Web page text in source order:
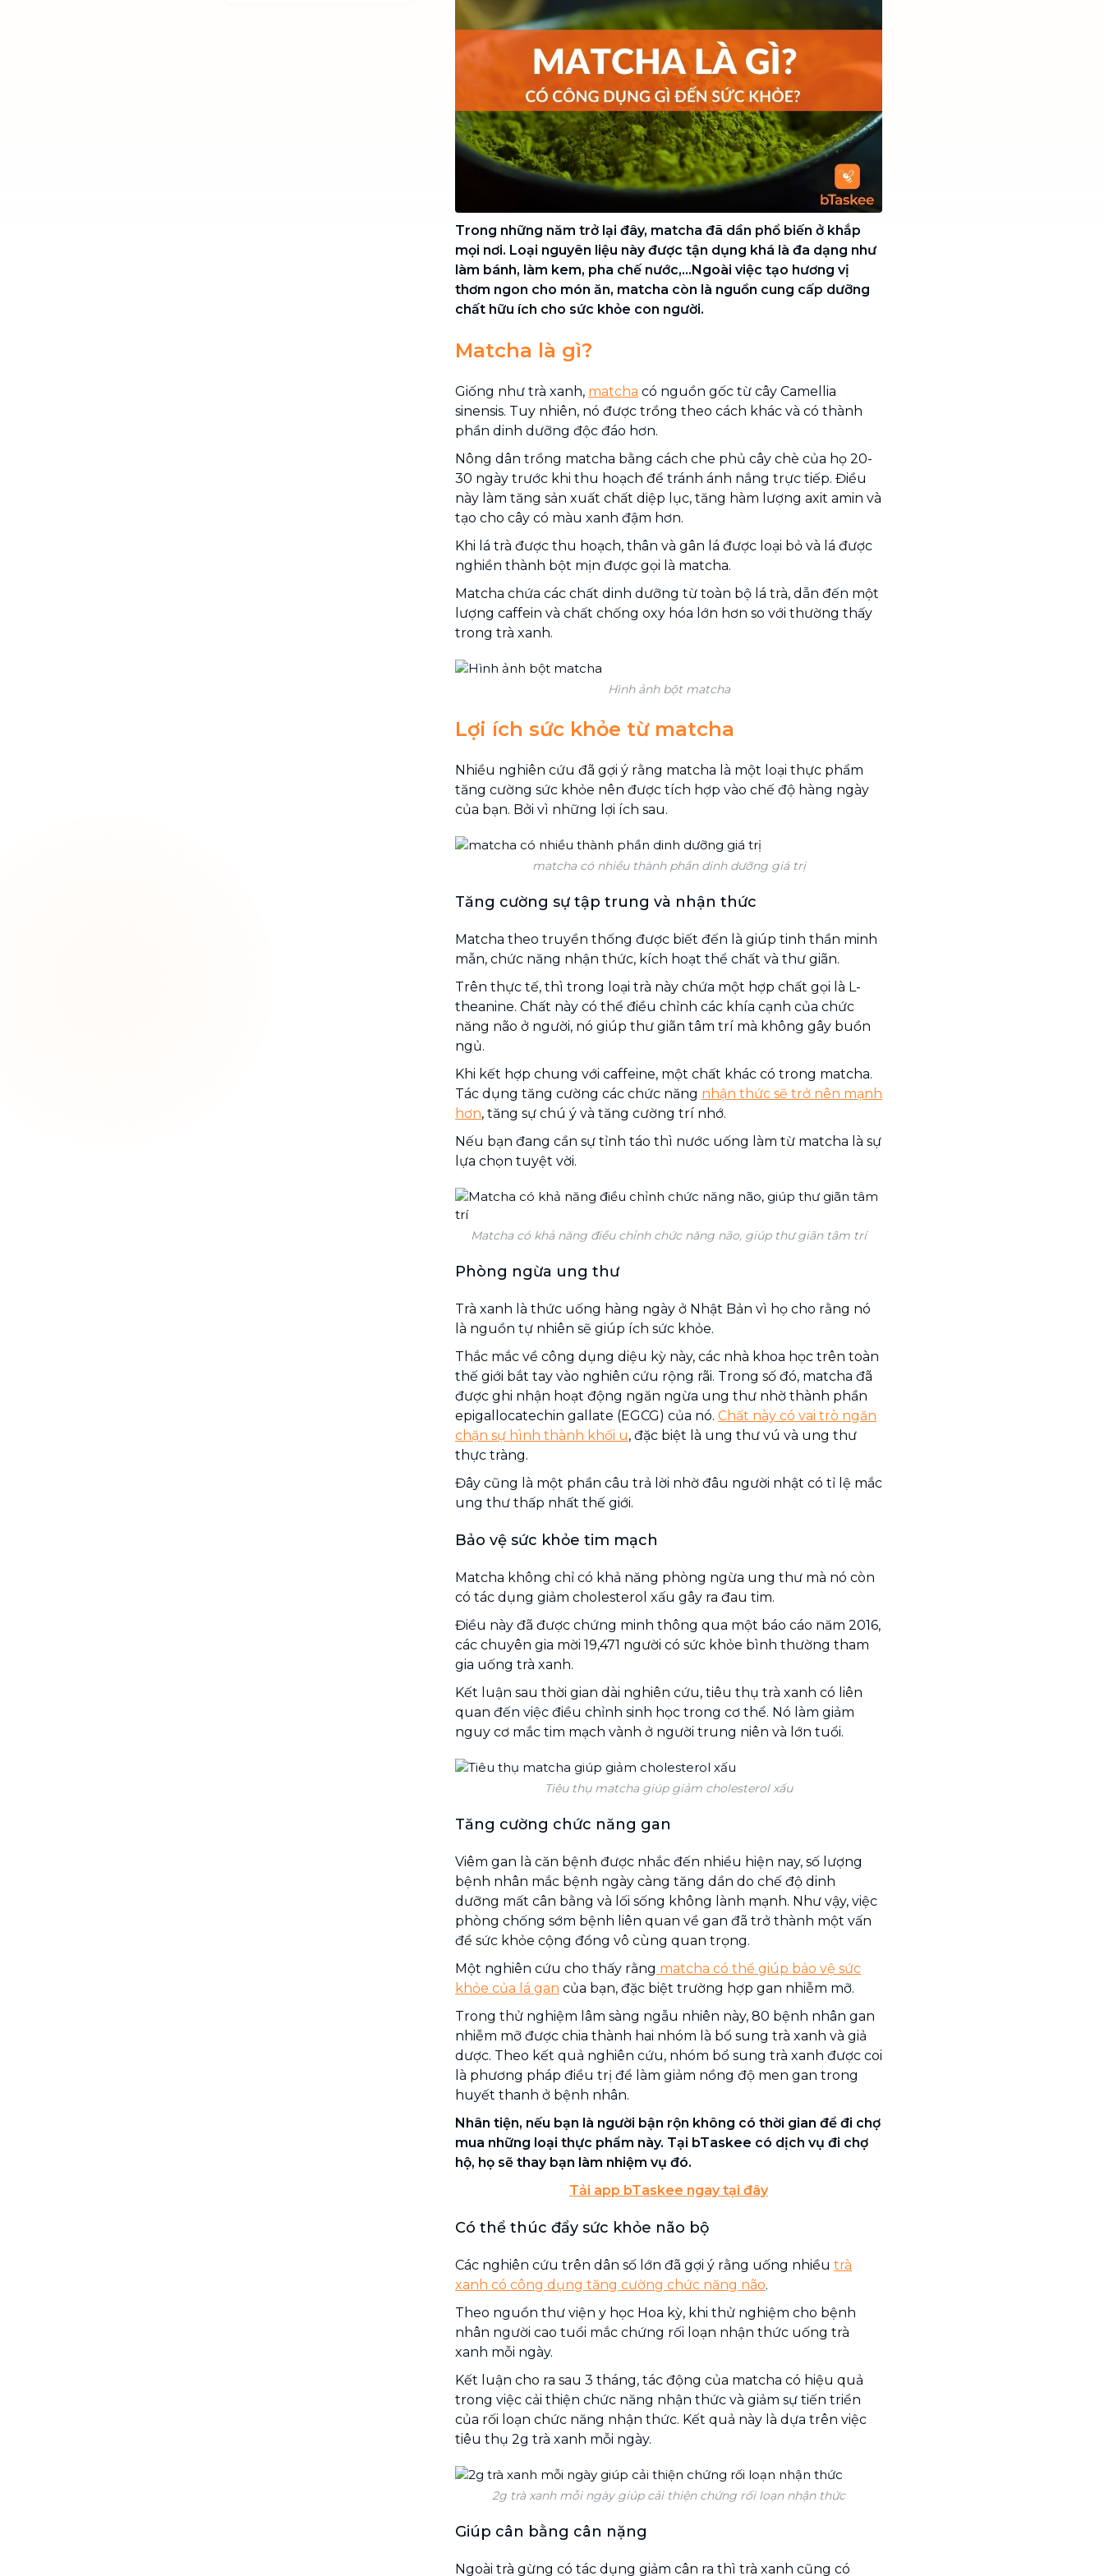
Chuyển nhà trọn gói, không lo dọn
dẹp nơi đi nơi đến
Vệ sinh công nghiệp NEW
Vệ sinh chuyên nghiệp cho văn
phòng, nhà xưởng, công trình lớn
Trong những năm trở lại đây, matcha đã dần phổ biến ở khắp
mọi nơi. Loại nguyên liệu này được tận dụng khá là đa dạng như
làm bánh, làm kem, pha chế nước,...Ngoài việc tạo hương vị
thơm ngon cho món ăn, matcha còn là nguồn cung cấp dưỡng
chất hữu ích cho sức khỏe con người.
Matcha là gì?
Giống như trà xanh, matcha có nguồn gốc từ cây Camellia
sinensis. Tuy nhiên, nó được trồng theo cách khác và có thành
phần dinh dưỡng độc đáo hơn.
Nông dân trồng matcha bằng cách che phủ cây chè của họ 20-
30 ngày trước khi thu hoạch để tránh ánh nắng trực tiếp. Điều
này làm tăng sản xuất chất diệp lục, tăng hàm lượng axit amin và
tạo cho cây có màu xanh đậm hơn.
Khi lá trà được thu hoạch, thân và gân lá được loại bỏ và lá được
nghiền thành bột mịn được gọi là matcha.
Matcha chứa các chất dinh dưỡng từ toàn bộ lá trà, dẫn đến một
lượng caffein và chất chống oxy hóa lớn hơn so với thường thấy
trong trà xanh.
Hình ảnh bột matcha
Lợi ích sức khỏe từ matcha
Nhiều nghiên cứu đã gợi ý rằng matcha là một loại thực phẩm
tăng cường sức khỏe nên được tích hợp vào chế độ hàng ngày
của bạn. Bởi vì những lợi ích sau.
matcha có nhiều thành phần dinh dưỡng giá trị
Tăng cường sự tập trung và nhận thức
Matcha theo truyền thống được biết đến là giúp tinh thần minh
mẫn, chức năng nhận thức, kích hoạt thể chất và thư giãn.
Trên thực tế, thì trong loại trà này chứa một hợp chất gọi là L-
theanine. Chất này có thể điều chỉnh các khía cạnh của chức
năng não ở người, nó giúp thư giãn tâm trí mà không gây buồn
ngủ.
Khi kết hợp chung với caffeine, một chất khác có trong matcha.
Tác dụng tăng cường các chức năng nhận thức sẽ trở nên mạnh
hơn, tăng sự chú ý và tăng cường trí nhớ.
Nếu bạn đang cần sự tỉnh táo thì nước uống làm từ matcha là sự
lựa chọn tuyệt vời.
Matcha có khả năng điều chỉnh chức năng não, giúp thư giãn tâm trí
Phòng ngừa ung thư
Trà xanh là thức uống hàng ngày ở Nhật Bản vì họ cho rằng nó
là nguồn tự nhiên sẽ giúp ích sức khỏe.
Thắc mắc về công dụng diệu kỳ này, các nhà khoa học trên toàn
thế giới bắt tay vào nghiên cứu rộng rãi. Trong số đó, matcha đã
được ghi nhận hoạt động ngăn ngừa ung thư nhờ thành phần
epigallocatechin gallate (EGCG) của nó. Chất này có vai trò ngăn
chặn sự hình thành khối u, đặc biệt là ung thư vú và ung thư
thực tràng.
Đây cũng là một phần câu trả lời nhờ đâu người nhật có tỉ lệ mắc
ung thư thấp nhất thế giới.
Bảo vệ sức khỏe tim mạch
Matcha không chỉ có khả năng phòng ngừa ung thư mà nó còn
có tác dụng giảm cholesterol xấu gây ra đau tim.
Điều này đã được chứng minh thông qua một báo cáo năm 2016,
các chuyên gia mời 19,471 người có sức khỏe bình thường tham
gia uống trà xanh.
Kết luận sau thời gian dài nghiên cứu, tiêu thụ trà xanh có liên
quan đến việc điều chỉnh sinh học trong cơ thể. Nó làm giảm
nguy cơ mắc tim mạch vành ở người trung niên và lớn tuổi.
Tiêu thụ matcha giúp giảm cholesterol xấu
Tăng cường chức năng gan
Viêm gan là căn bệnh được nhắc đến nhiều hiện nay, số lượng
bệnh nhân mắc bệnh ngày càng tăng dần do chế độ dinh
dưỡng mất cân bằng và lối sống không lành mạnh. Như vậy, việc
phòng chống sớm bệnh liên quan về gan đã trở thành một vấn
đề sức khỏe cộng đồng vô cùng quan trọng.
Một nghiên cứu cho thấy rằng matcha có thể giúp bảo vệ sức
khỏe của lá gan của bạn, đặc biệt trường hợp gan nhiễm mỡ.
Trong thử nghiệm lâm sàng ngẫu nhiên này, 80 bệnh nhân gan
nhiễm mỡ được chia thành hai nhóm là bổ sung trà xanh và giả
dược. Theo kết quả nghiên cứu, nhóm bổ sung trà xanh được coi
là phương pháp điều trị để làm giảm nồng độ men gan trong
huyết thanh ở bệnh nhân.
Nhân tiện, nếu bạn là người bận rộn không có thời gian để đi chợ
mua những loại thực phẩm này. Tại bTaskee có dịch vụ đi chợ
hộ, họ sẽ thay bạn làm nhiệm vụ đó.
Tải app bTaskee ngay tại đây
Có thể thúc đẩy sức khỏe não bộ
Các nghiên cứu trên dân số lớn đã gợi ý rằng uống nhiều trà
xanh có công dụng tăng cường chức năng não.
Theo nguồn thư viện y học Hoa kỳ, khi thử nghiệm cho bệnh
nhân người cao tuổi mắc chứng rối loạn nhận thức uống trà
xanh mỗi ngày.
Kết luận cho ra sau 3 tháng, tác động của matcha có hiệu quả
trong việc cải thiện chức năng nhận thức và giảm sự tiến triển
của rối loạn chức năng nhận thức. Kết quả này là dựa trên việc
tiêu thụ 2g trà xanh mỗi ngày.
2g trà xanh mỗi ngày giúp cải thiện chứng rối loạn nhận thức
Giúp cân bằng cân nặng
Ngoài trà gừng có tác dụng giảm cân ra thì trà xanh cũng có